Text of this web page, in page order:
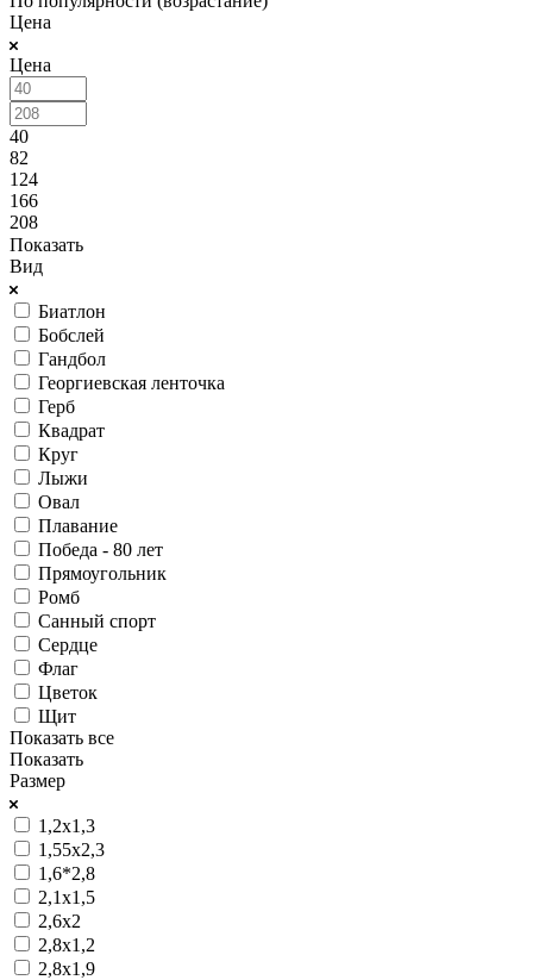
Цена
Цена
40
82
124
166
208
Показать
Вид
Биатлон
Бобслей
Гандбол
Георгиевская ленточка
Герб
Квадрат
Круг
Лыжи
Овал
Плавание
Победа - 80 лет
Прямоугольник
Ромб
Санный спорт
Сердце
Флаг
Цветок
Щит
Показать все
Показать
Размер
1,2x1,3
1,55x2,3
1,6*2,8
2,1x1,5
2,6x2
2,8x1,2
2,8x1,9